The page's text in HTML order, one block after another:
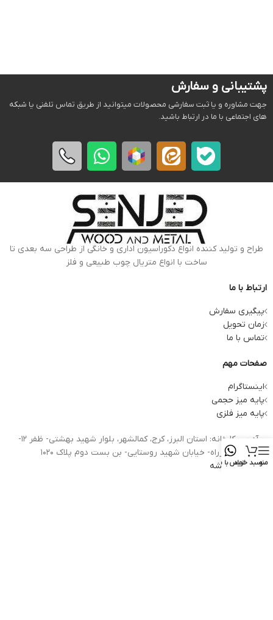
پشتیبانی و سفارش
جهت مشاوره و یا ثبت سفارشی محصولات میتوانید از طریق تماس تلفنی یا شبکه
های اجتماعی با ما در ارتباط باشید.
طراح و تولید کننده انواع دکوراسیون اداری و خانگی از طراحی سه بعدی تا
ساخت با انواع متریال چوب طبیعی و فلز
ارتباط با ما
پیگیری سفارش
زمان تحویل
تماس با ما
صفحات مهم
اینستاگرام
پایه میز حجمی
پایه میز فلزی
آدرس کارخانه: استان البرز، کرج، کمالشهر، بلوار شهید بهشتی- ظفر 12-
بعد از چهارراه- خیابان شهید روستایی- بن بست دوم پلاک 1020
نمایش نقشه منوسبد خریدتماس با ما